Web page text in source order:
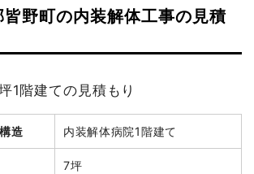
円
785万円
940万円
野町の内装解体工事の見積
1階建ての見積もり
造 内装解体病院1階建て
7坪